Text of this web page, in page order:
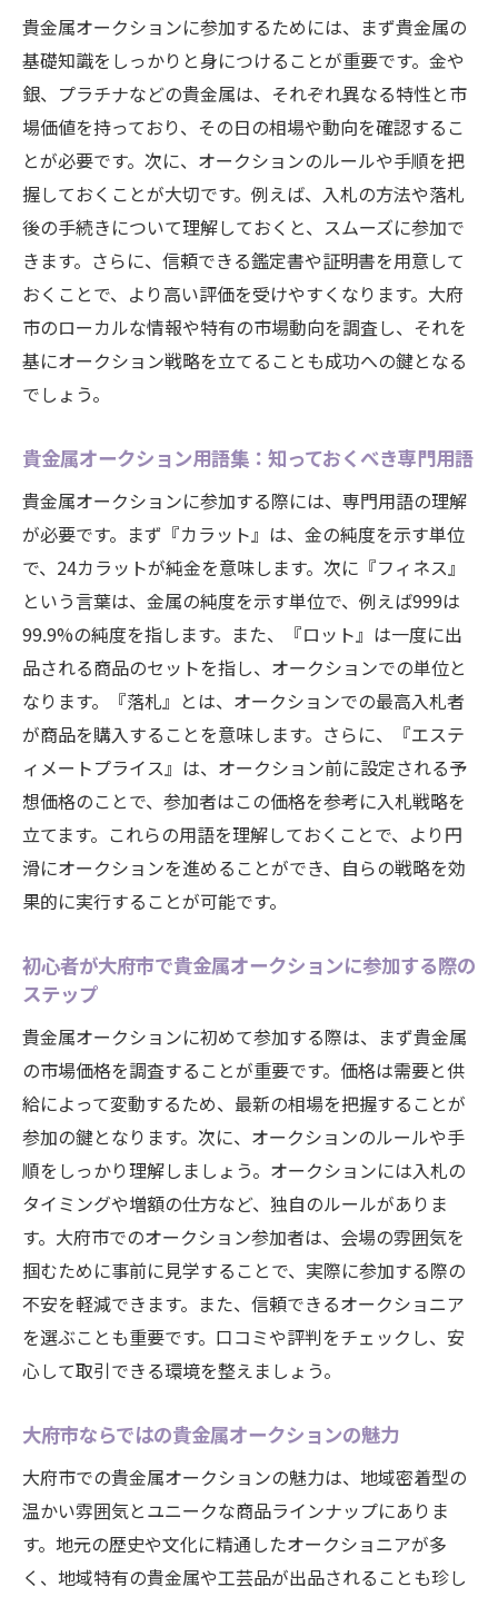
資の基本
大府市のオークションでの交渉術と入札戦
略
専門家が勧める貴金属投資のタイミングと
方法
大府市で貴金属オークションを成功させるため
の鍵
大府市のオークション成功事例から学ぶポ
イント
貴金属オークション参加者に必要なスキル
と知識
用法
成功するための事前準備と下調べ
大府市のオークションで差をつけるアプロ
ーチ
地元情報を活用した貴金属オークションの心得
大府市の地元コミュニティを活用して貴金
属情報を得る
オークションでの地元の風習と文化を理解
する
大府市でのオークション参加者のためのロ
ーカルガイド
地元のイベント情報を活かしたオークショ
大府市の歴史から見る貴金属取引の流れ
略する
貴金属オークションで避けるべき落とし穴
オークションでの注意すべき詐欺事例と対
策
大府市の貴金属オークションで失敗しない
ための心構え
初心者が陥りがちな貴金属オークションの
罠
オークションでの過剰入札を避ける方法
専門家が警鐘を鳴らす貴金属投資のリスク
般的なミス
愛知県大府市で貴金属オークションを始める第
一歩
大府市で貴金属オークションに初参加する
貴金属オークションに参加するためには、まず貴金属の
基礎知識をしっかりと身につけることが重要です。金や
銀、プラチナなどの貴金属は、それぞれ異なる特性と市
場価値を持っており、その日の相場や動向を確認するこ
とが必要です。次に、オークションのルールや手順を把
握しておくことが大切です。例えば、入札の方法や落札
後の手続きについて理解しておくと、スムーズに参加で
きます。さらに、信頼できる鑑定書や証明書を用意して
おくことで、より高い評価を受けやすくなります。大府
市のローカルな情報や特有の市場動向を調査し、それを
基にオークション戦略を立てることも成功への鍵となる
でしょう。
貴金属オークション用語集：知っておくべき専門用語
貴金属オークションに参加する際には、専門用語の理解
が必要です。まず『カラット』は、金の純度を示す単位
で、24カラットが純金を意味します。次に『フィネス』
という言葉は、金属の純度を示す単位で、例えば999は
99.9%の純度を指します。また、『ロット』は一度に出
品される商品のセットを指し、オークションでの単位と
なります。『落札』とは、オークションでの最高入札者
が商品を購入することを意味します。さらに、『エステ
ィメートプライス』は、オークション前に設定される予
想価格のことで、参加者はこの価格を参考に入札戦略を
立てます。これらの用語を理解しておくことで、より円
滑にオークションを進めることができ、自らの戦略を効
果的に実行することが可能です。
初心者が大府市で貴金属オークションに参加する際の
ステップ
貴金属オークションに初めて参加する際は、まず貴金属
の市場価格を調査することが重要です。価格は需要と供
給によって変動するため、最新の相場を把握することが
参加の鍵となります。次に、オークションのルールや手
順をしっかり理解しましょう。オークションには入札の
タイミングや増額の仕方など、独自のルールがありま
す。大府市でのオークション参加者は、会場の雰囲気を
掴むために事前に見学することで、実際に参加する際の
不安を軽減できます。また、信頼できるオークショニア
を選ぶことも重要です。口コミや評判をチェックし、安
心して取引できる環境を整えましょう。
大府市ならではの貴金属オークションの魅力
大府市での貴金属オークションの魅力は、地域密着型の
温かい雰囲気とユニークな商品ラインナップにありま
す。地元の歴史や文化に精通したオークショニアが多
く、地域特有の貴金属や工芸品が出品されることも珍し